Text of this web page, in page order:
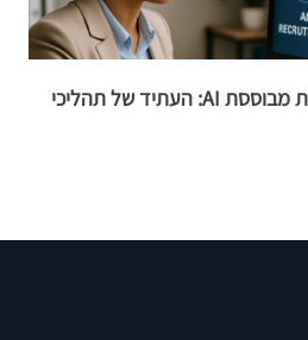
מערכת גיוס ותזמון ראיונות מבוססת AI: העתיד של תהליכי